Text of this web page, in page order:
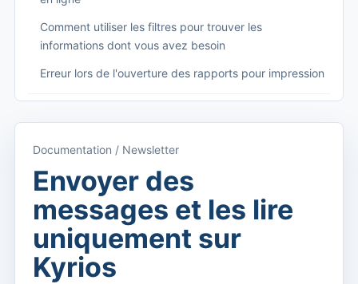
Comment utiliser les filtres pour trouver les
informations dont vous avez besoin
Erreur lors de l'ouverture des rapports pour impression
Menu principal (applications)
Basculer entre les abonnements
Dashboard
Tableau de bord
Documentation / Newsletter
Envoyer des
messages et les lire
uniquement sur
Kyrios